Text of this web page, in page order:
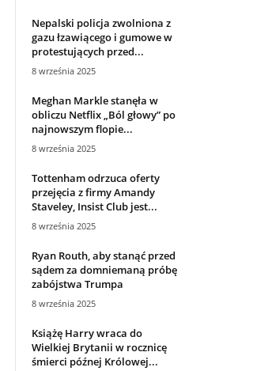
Nepalski policja zwolniona z
gazu łzawiącego i gumowe w
protestujących przed...
8 września 2025
Meghan Markle stanęła w
obliczu Netflix „Ból głowy” po
najnowszym flopie...
8 września 2025
Tottenham odrzuca oferty
przejęcia z firmy Amandy
Staveley, Insist Club jest...
8 września 2025
Ryan Routh, aby stanąć przed
sądem za domniemaną próbę
zabójstwa Trumpa
8 września 2025
Książę Harry wraca do
Wielkiej Brytanii w rocznicę
śmierci późnej Królowej...